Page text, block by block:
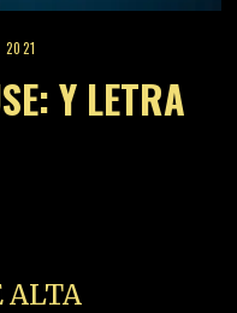
2021
Y LETRA
ALTA